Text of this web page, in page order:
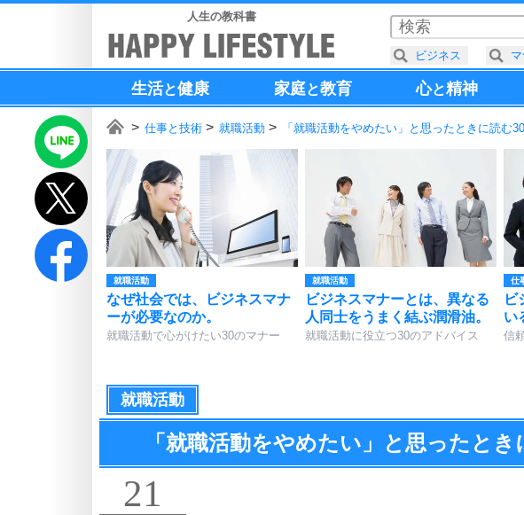
人生の教科書
生活と健康 家庭と教育 心と精神
仕事と技術 就職活動 「就職活動をやめたい」と思ったときに読む
就職活動
なぜ社会では、ビジネスマナ
ーが必要なのか。
就職活動で心がけたい30のマナー
就職活動
ビジネスマナーとは、異なる
人同士をうまく結ぶ潤滑油。
就職活動に役立つ30のアドバイス
仕
ビ
い
信
就職活動
「就職活動をやめたい」と思ったとき
21
ビジネス